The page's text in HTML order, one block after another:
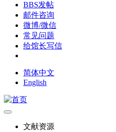
BBS发帖
邮件咨询
微博/微信
常见问题
给馆长写信
简体中文
English
文献资源